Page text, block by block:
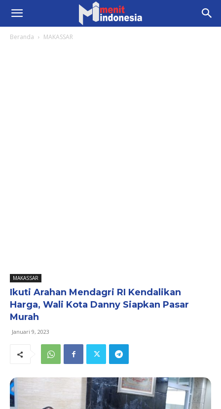
Beranda MAKASSAR
MAKASSAR
Ikuti Arahan Mendagri RI Kendalikan
Harga, Wali Kota Danny Siapkan Pasar
Murah
Januari 9, 2023